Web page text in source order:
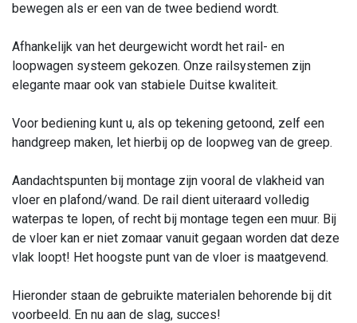
bewegen als er een van de twee bediend wordt.
Afhankelijk van het deurgewicht wordt het rail- en
loopwagen systeem gekozen. Onze railsystemen zijn
elegante maar ook van stabiele Duitse kwaliteit.
Voor bediening kunt u, als op tekening getoond, zelf een
handgreep maken, let hierbij op de loopweg van de greep.
Aandachtspunten bij montage zijn vooral de vlakheid van
vloer en plafond/wand. De rail dient uiteraard volledig
waterpas te lopen, of recht bij montage tegen een muur. Bij
de vloer kan er niet zomaar vanuit gegaan worden dat deze
vlak loopt! Het hoogste punt van de vloer is maatgevend.
Hieronder staan de gebruikte materialen behorende bij dit
voorbeeld. En nu aan de slag, succes!